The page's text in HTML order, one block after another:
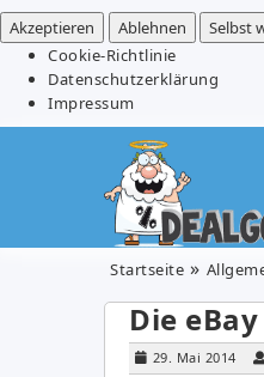
Akzeptieren
Ablehnen Selbst
Cookie-Richtlinie
Datenschutzerklärung
Impressum
Startseite
Die
29. Mai 2014